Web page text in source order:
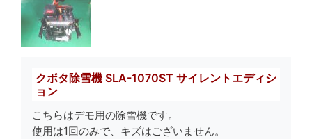
クボタ除雪機 SLA-1070ST サイレントエディシ
ョン
こちらはデモ用の除雪機です。
使用は1回のみで、キズはございません。